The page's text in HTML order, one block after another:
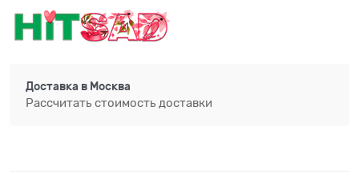
Доставка в Москва
Рассчитать стоимость доставки